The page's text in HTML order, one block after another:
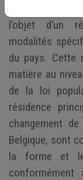
l’objet d’un
modalités
du pays. Cette
matière au
de la loi
résidence
changement
Belgique, sont
la forme et
conformément